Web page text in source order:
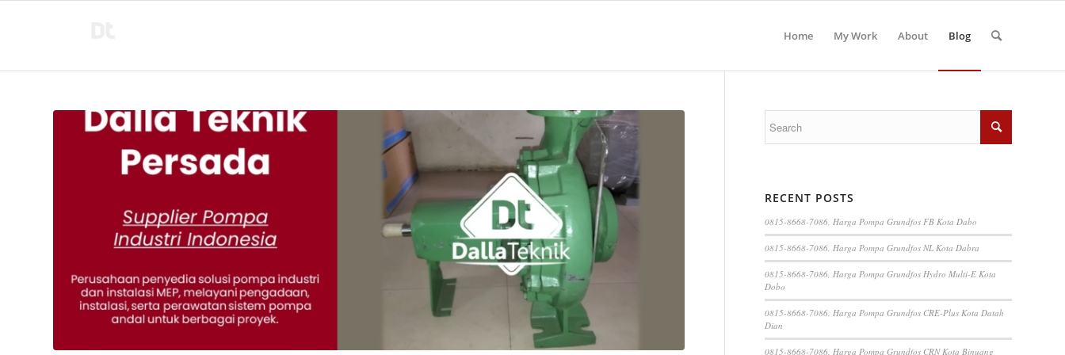
Home My Work About Blog
RECENT POSTS
0815-8668-7086, Harga Pompa Grundfos FB Kota Dabo
0815-8668-7086, Harga Pompa Grundfos NL Kota Dabra
0815-8668-7086, Harga Pompa Grundfos Hydro Multi-E Kota
Dobo
0815-8668-7086, Harga Pompa Grundfos CRE-Plus Kota Datah
Dian
0815-8668-7086, Harga Pompa Grundfos CRN Kota Binuang